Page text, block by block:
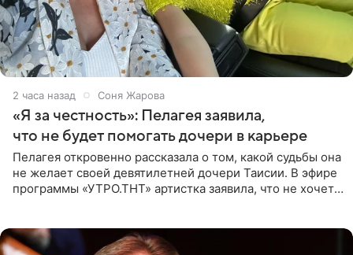
2 часа назад Соня Жарова
«Я за честность»: Пелагея заявила,
что не будет помогать дочери в карьере
Пелагея откровенно рассказала о том, какой судьбы она
не желает своей девятилетней дочери Таисии. В эфире
программы «УТРО.ТНТ» артистка заявила, что не хочет